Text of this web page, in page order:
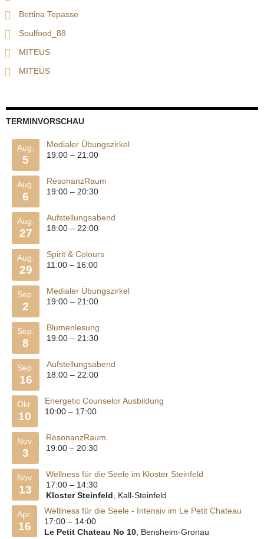
Bettina Tepasse
Soulfood_88
MITEUS
MITEUS
TERMINVORSCHAU
Aug.
5
Medialer Übungszirkel
19:00 – 21:00
Aug.
6
ResonanzRaum
19:00 – 20:30
Aug.
27
Aufstellungsabend
18:00 – 22:00
Aug.
29
Spirit & Colours
11:00 – 16:00
Sep.
2
Medialer Übungszirkel
19:00 – 21:00
Sep.
8
Blumenlesung
19:00 – 21:30
Sep.
16
Aufstellungsabend
18:00 – 22:00
Okt.
10
Energetic Counselor Ausbildung
10:00 – 17:00
Nov.
3
ResonanzRaum
19:00 – 20:30
Nov.
13
Wellness für die Seele im Kloster Steinfeld
17:00 – 14:30
Kloster Steinfeld , Kall-Steinfeld
Apr.
16
Welllness für die Seele - Intensiv im Le Petit Chateau
17:00 – 14:00
Le Petit Chateau No 10 , Bensheim-Gronau